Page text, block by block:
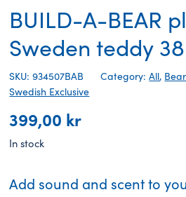
BUILD-A-BEAR
Sweden teddy
SKU: 934507BAB Category:All,
Swedish Exclusive
399,00 kr
In stock
Add sound and scent to